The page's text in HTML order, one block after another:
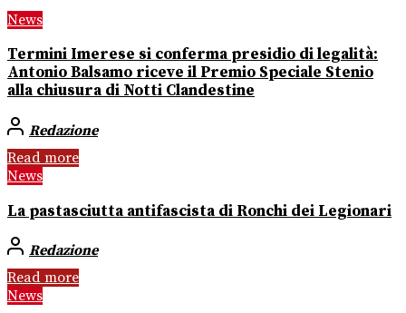
News
Termini Imerese si conferma presidio di legalità:
Antonio Balsamo riceve il Premio Speciale Stenio
alla chiusura di Notti Clandestine
Redazione
Read more
News
La pastasciutta antifascista di Ronchi dei Legionari
Redazione
Read more
News